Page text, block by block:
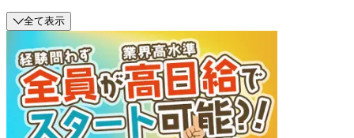
全て表示